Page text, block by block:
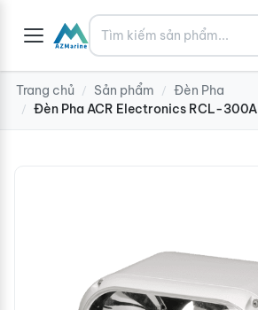
Tìm kiếm
Trang chủ / Sản phẩm / Đèn Pha
/ Đèn Pha ACR Electronics RCL-300A